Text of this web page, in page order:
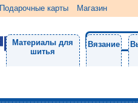
Подарочные карты Магазин
Материалы для
шитья
Вязание